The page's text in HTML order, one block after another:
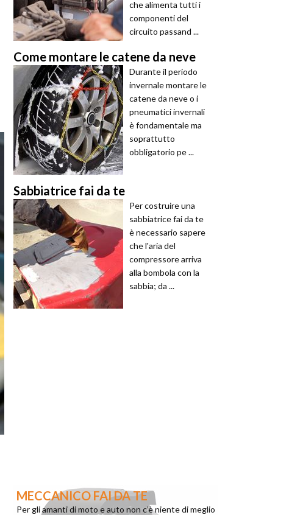
che alimenta tutti i
componenti del
circuito passand ...
Come montare le catene da neve
Durante il periodo
invernale montare le
catene da neve o i
pneumatici invernali
è fondamentale ma
soprattutto
obbligatorio pe ...
Sabbiatrice fai da te
Per costruire una
sabbiatrice fai da te
è necessario sapere
che l'aria del
compressore arriva
alla bombola con la
sabbia; da ...
MECCANICO FAI DA TE
Per gli amanti di moto e auto non c’è niente di meglio